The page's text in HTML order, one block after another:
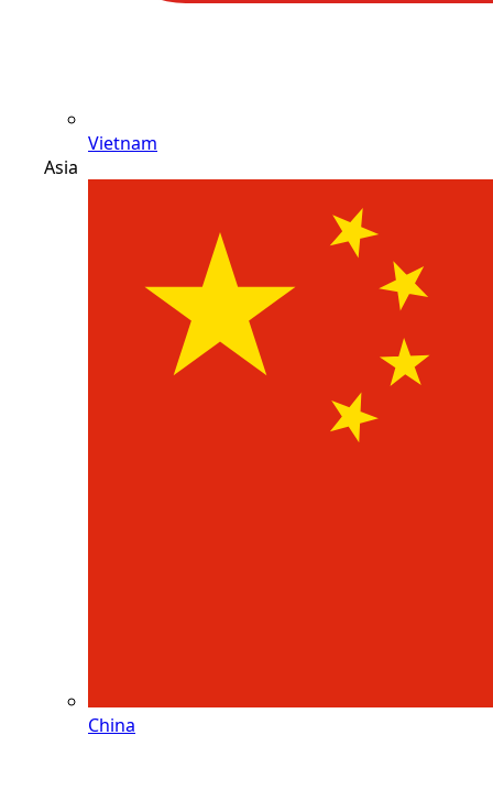
Vietnam
Asia
China